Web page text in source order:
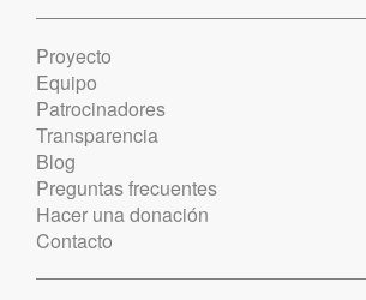
Proyecto
Equipo
Patrocinadores
Transparencia
Blog
Preguntas frecuentes
Hacer una donación
Contacto